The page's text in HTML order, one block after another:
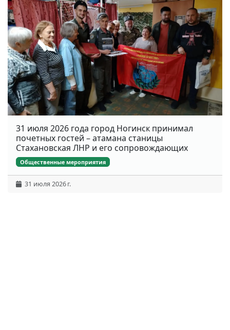
31 июля 2026 года город Ногинск принимал
почетных гостей – атамана станицы
Стахановская ЛНР и его сопровождающих
Общественные мероприятия
31 июля 2026 г.